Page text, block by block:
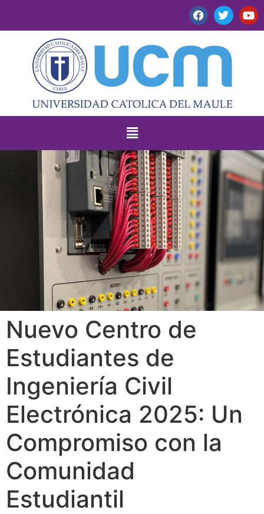
Nuevo Centro de
Estudiantes de
Ingeniería Civil
Electrónica 2025: Un
Compromiso con la
Comunidad
Estudiantil